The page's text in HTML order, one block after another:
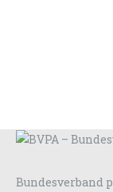
Bundesverband